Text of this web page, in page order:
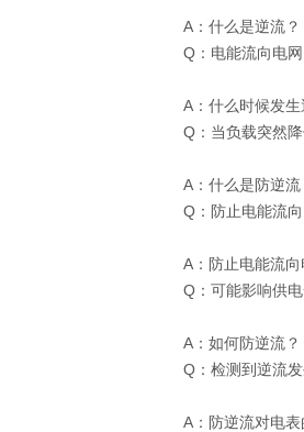
A：什么是逆流？
Q：电能流向电
A：什么时候发生
Q：当负载突然
A：什么是防逆流
Q：防止电能流
A：防止电能流向
Q：可能影响供
A：如何防逆流？
Q：检测到逆流
A：防逆流对电